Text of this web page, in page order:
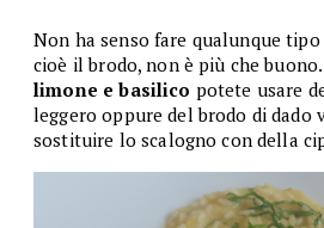
Non ha senso fare qualunque
cioè il brodo, non è più che
limone e basilico potete usare
leggero oppure del brodo di dado
sostituire lo scalogno con della